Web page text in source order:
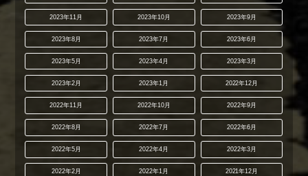
2023年11月 2023年10月 2023年9月
2023年8月 2023年7月 2023年6月
2023年5月 2023年4月 2023年3月
2023年2月 2023年1月 2022年12月
2022年11月 2022年10月 2022年9月
2022年8月 2022年7月 2022年6月
2022年5月 2022年4月 2022年3月
2022年2月 2022年1月 2021年12月